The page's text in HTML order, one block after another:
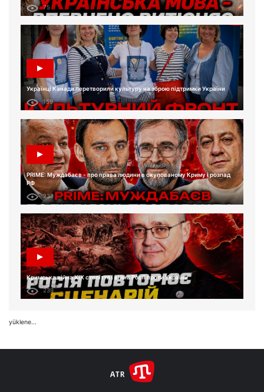
75
Українці Канади перетворили культуру на зброю підтримки України
159
PRIME: Муждабаєв - про права людини в окупованому Криму і розпад
РФ
233
Кримська війна XIX століття і війна Росії проти України
239
yüklene...